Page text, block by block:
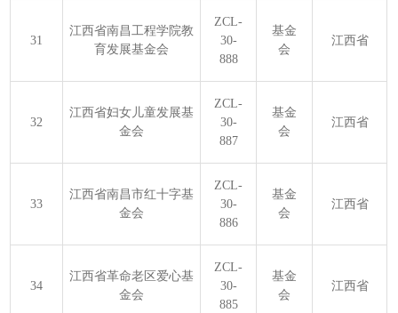
31
江西省南昌工程学院教
育发展基金会
ZCL-
30-
888
基金
会
江西省
32
江西省妇女儿童发展基
金会
ZCL-
30-
887
基金
会
江西省
33
江西省南昌市红十字基
金会
ZCL-
30-
886
基金
会
江西省
34
江西省革命老区爱心基
金会
ZCL-
30-
885
基金
会
江西省